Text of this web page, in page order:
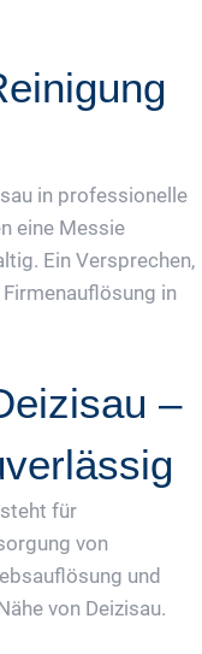
in professionelle
eine Messie
Ein Versprechen,
in
–
für
von
und
von Deizisau.